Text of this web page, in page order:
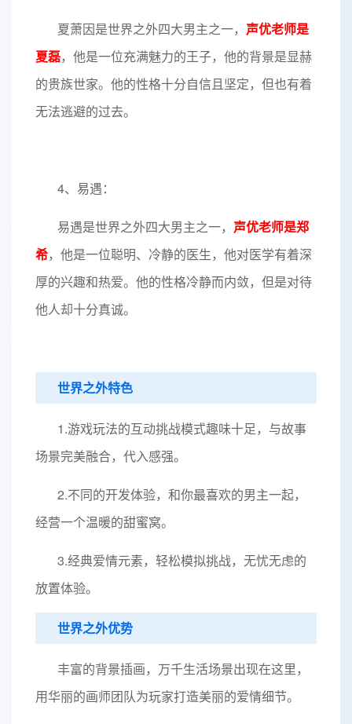
夏萧因是世界之外四大男主之一， 声优老师是
夏磊，他是一位充满魅力的王子，他的背景是显赫
的贵族世家。他的性格十分自信且坚定，但也有着
无法逃避的过去。
4、易遇：
易遇是世界之外四大男主之一， 声优老师是郑
希，他是一位聪明、冷静的医生，他对医学有着深
厚的兴趣和热爱。他的性格冷静而内敛，但是对待
他人却十分真诚。
世界之外特色
1.游戏玩法的互动挑战模式趣味十足，与故事
场景完美融合，代入感强。
2.不同的开发体验，和你最喜欢的男主一起，
经营一个温暖的甜蜜窝。
3.经典爱情元素，轻松模拟挑战，无忧无虑的
放置体验。
世界之外优势
丰富的背景插画，万千生活场景出现在这里，
用华丽的画师团队为玩家打造美丽的爱情细节。